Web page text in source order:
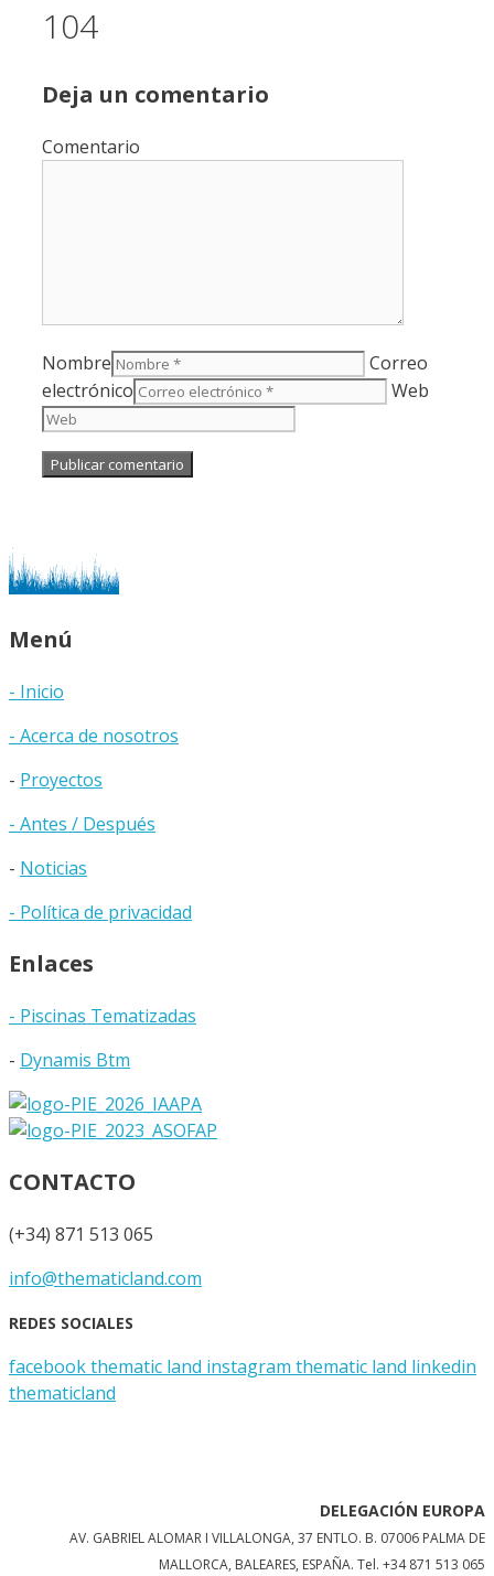
104
Deja un comentario
Comentario
Nombre
Correo
electrónico
Web
Menú
- Inicio
- Acerca de nosotros
- Proyectos
- Antes / Después
- Noticias
- Política de privacidad
Enlaces
- Piscinas Tematizadas
- Dynamis Btm
CONTACTO
(+34) 871 513 065
info@thematicland.com
REDES SOCIALES
facebook thematic land instagram thematic land linkedin
thematicland
DELEGACIÓN EUROPA
AV. GABRIEL ALOMAR I VILLALONGA, 37 ENTLO. B. 07006 PALMA DE
MALLORCA, BALEARES, ESPAÑA. Tel. +34 871 513 065